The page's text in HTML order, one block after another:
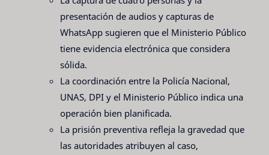
presentación de audios y capturas de
WhatsApp sugieren que el Ministerio Público
tiene evidencia electrónica que considera
sólida.
La coordinación entre la Policía Nacional,
UNAS, DPI y el Ministerio Público indica una
operación bien planificada.
La prisión preventiva refleja la gravedad que
las autoridades atribuyen al caso,